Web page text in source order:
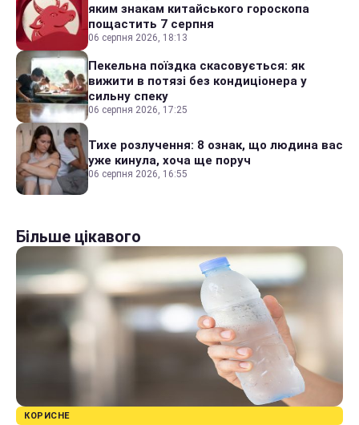
яким знакам китайського гороскопа
пощастить 7 серпня
06 серпня 2026, 18:13
Пекельна поїздка скасовується: як
вижити в потязі без кондиціонера у
сильну спеку
06 серпня 2026, 17:25
Тихе розлучення: 8 ознак, що людина вас
уже кинула, хоча ще поруч
06 серпня 2026, 16:55
Більше цікавого
КОРИСНЕ